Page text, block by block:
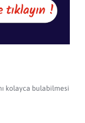
kolayca bulabilmesi